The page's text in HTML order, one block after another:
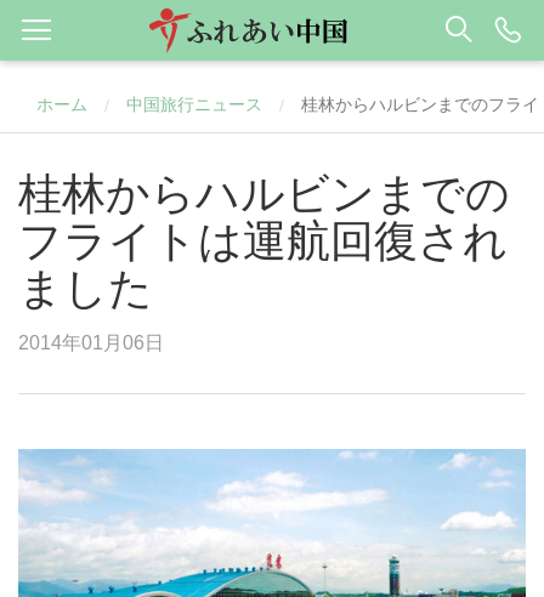
ホーム / 中国旅行ニュース / 桂林からハルビンまでのフラ
桂林からハルビンまでの
フライトは運航回復され
ました
2014年01月06日